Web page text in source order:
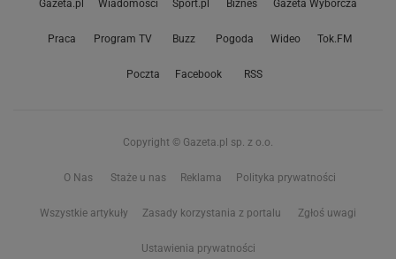
Gazeta.pl Wiadomości Sport.pl Biznes Gazeta Wyborcza
Praca Program TV Buzz Pogoda Wideo Tok.FM
Poczta Facebook RSS
Copyright © Gazeta.pl sp. z o.o.
O Nas Staże u nas Reklama Polityka prywatności
Wszystkie artykuły Zasady korzystania z portalu Zgłoś uwagi
Ustawienia prywatności